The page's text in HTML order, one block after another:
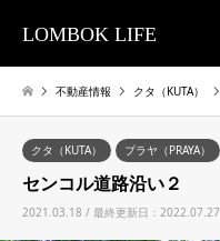
LOMBOK LIFE
不動産情報 クタ（KUTA）
クタ（KUTA） プラヤ（PRAYA）
センコル道路沿い２
2021.03.18 / 最終更新日：2022.07.27